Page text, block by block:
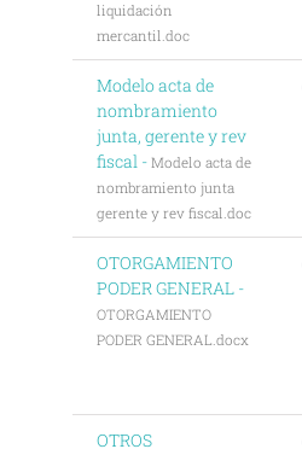
liquidación
mercantil.doc
Modelo acta de
nombramiento
junta, gerente y rev
fiscal - Modelo acta de
nombramiento junta
gerente y rev fiscal.doc
OTORGAMIENTO
PODER GENERAL -
OTORGAMIENTO
PODER GENERAL.docx
OTROS